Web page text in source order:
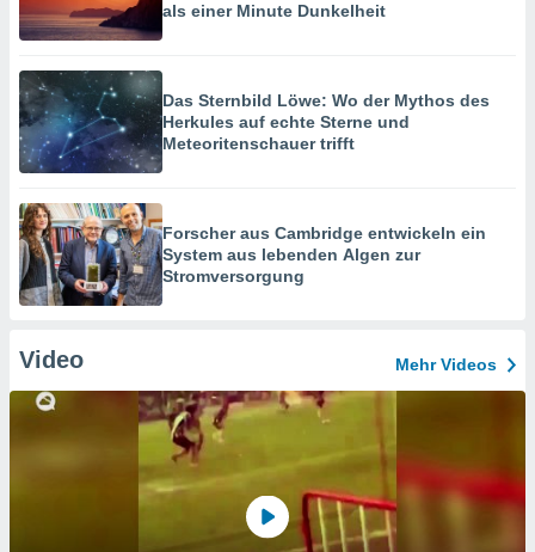
als einer Minute Dunkelheit
Das Sternbild Löwe: Wo der Mythos des
Herkules auf echte Sterne und
Meteoritenschauer trifft
Forscher aus Cambridge entwickeln ein
System aus lebenden Algen zur
Stromversorgung
Video Mehr Videos